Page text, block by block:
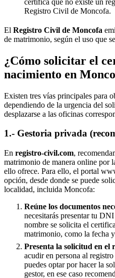
certifica que no existe un
Registro Civil de Moncofa.
El Registro Civil de Moncofa
de matrimonio, según el uso que
¿Cómo solicitar el
nacimiento en
Existen tres vías principales para
dependiendo de la urgencia del
desplazarse a las oficinas
1.- Gestoria privada
En registro-civil.com,
matrimonio de manera online por
ello ofrece. Para ello, el portal
opción, desde donde se puede
localidad, incluida Moncofa:
Reúne los documentos
necesitarás presentar tu
nombre se solicita el
matrimonio, como la fecha
Presenta la solicitud en el
acudir en persona al
puedes optar por hacer la
gestor, en ese caso